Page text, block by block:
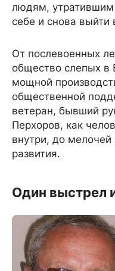
людям, утратившим
себе и снова выйти
От послевоенных
общество слепых в
мощной
общественной
ветеран, бывший
Перхоров, как
внутри, до
развития.
Один выстрел